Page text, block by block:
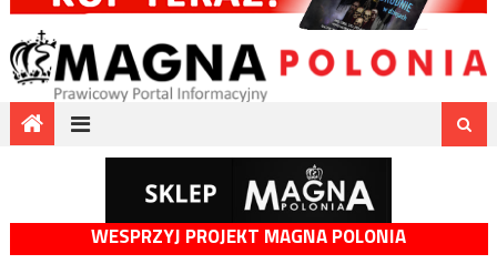
WESPRZYJ PROJEKT MAGNA POLONIA